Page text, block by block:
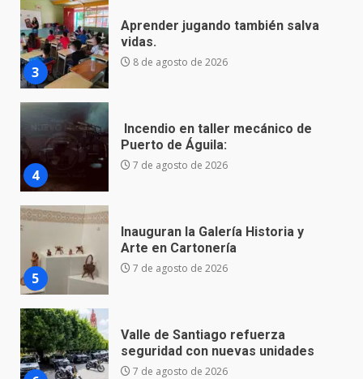
4
Incendio en taller mecánico de
Puerto de Águila:
5
Inauguran la Galería Historia y
Arte en Cartonería
6
Valle de Santiago refuerza
seguridad con nuevas unidades
Los Pastores: tradición que
resiste al paso del tiempo